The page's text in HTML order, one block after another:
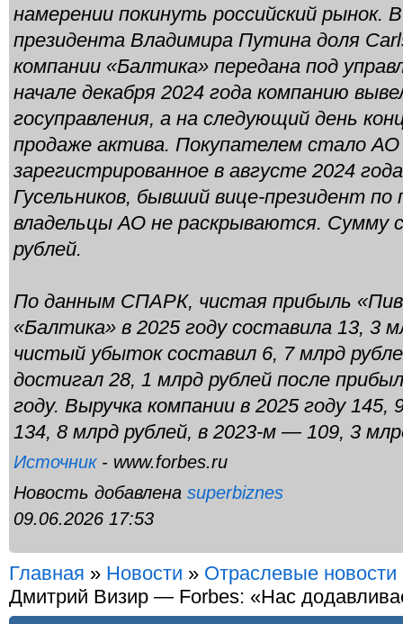
намерении покинуть российский рынок.
президента Владимира Путина доля
компании «Балтика» передана под
начале декабря 2024 года компанию
госуправления, а на следующий день
продаже актива. Покупателем стало
зарегистрированное в августе 2024
Гусельников, бывший вице-президент
владельцы АО не раскрываются. Сумму
рублей.
По данным СПАРК, чистая прибыль
«Балтика» в 2025 году составила 13, 3
чистый убыток составил 6, 7 млрд
достигал 28, 1 млрд рублей после
году. Выручка компании в 2025 году
134, 8 млрд рублей, в 2023-м — 109, 3
Источник- www.forbes.ru
Новость добавлена superbiznes
09.06.2026 17:53
Главная » Новости » Отраслевые новости
Дмитрий Визир — Forbes: «Нас